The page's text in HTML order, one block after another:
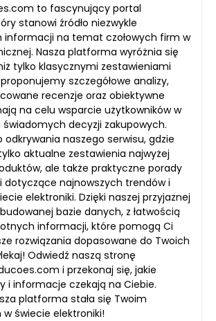
to fascynujący portal
stanowi źródło niezwykle
informacji na temat czołowych firm w
Nasza platforma wyróżnia się
tylko klasycznymi zestawieniami
szczegółowe analizy,
recenzje oraz obiektywne
na celu wsparcie użytkowników w
decyzji zakupowych.
naszego serwisu, gdzie
aktualne zestawienia najwyżej
ale także praktyczne porady
dotyczące najnowszych trendów i
elektroniki. Dzięki naszej przyjaznej
bazie danych, z łatwością
informacji, które pomogą Ci
rozwiązania dopasowane do Twoich
Odwiedź naszą stronę
i przekonaj się, jakie
i informacje czekają na Ciebie.
platforma stała się Twoim
świecie elektroniki!